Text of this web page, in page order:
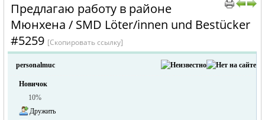
›
Предлагаю работу в районе
Мюнхена / SMD Löter/innen und Bestücker
#5259 [Скопировать ссылку]
personalmuc
Новичок
10%
Дружить